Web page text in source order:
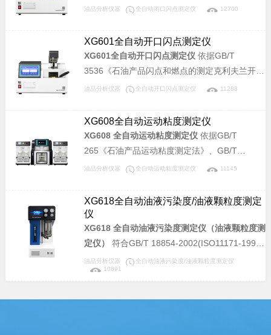
材料协会标准 ASTM D93、ISO2719《闪点的测
制造。本仪器可广泛应用于石油、铁路、航空、
电力及大专院校、科研院所、油品检测等相关单
位，测定石油产品的闭口杯闪点值，是理想同类
油品分析仪器 全自动闭口闪点测定仪 12700
XG601全自动开口闪点测定仪
XG601全自动开口闪点测定仪依据GB/T
3536《石油产品闪点和燃点的测定克利夫兰开口
杯法》、美国材料协会标准 ASTM D92《克利夫
ISO2592《石油及有关产品闪点和燃点的测定水
平开口杯法》所规定的要求设计制造。本仪器可
广泛应用于石油、铁路、航空、电力及大专院
油品分析仪器 全自动开口闪点测定仪 11288
XG608全自动运动粘度测定仪
XG608 全自动运动粘度测定仪依据GB/T
265《石油产品运动粘度测定法》、GB/T
11137《深色石油产品运动粘度测定法(逆流
表示和判定》、GB/T 1995《石油产品粘度指数
计算法》，及中华人民共和国计量检定规程JJG
155《工作毛细管粘度计》所规定的要求设计制
造。适用于测定液体石油产品（指牛顿液体）和
聚合物稀溶液的运动粘度(mm2/s)，也可以根据
标准物质对毛细管的系数进行标定，可广泛应用
院所、大专院校、铁路、航空、计量等部门。
油品分析仪器 全自动运动粘度测定仪 11145
XG618全自动油液污染度/油液颗粒度测定
仪
XG618 全自动油液污染度测定仪（油液颗粒度测
定仪）
等标准。采用光阻(遮光)法计数原理研制，完全
符合相应国家标准及国际标准。可提供快速、准
油品分析仪器
全自动油液污染度/油液颗粒度测定仪
10891